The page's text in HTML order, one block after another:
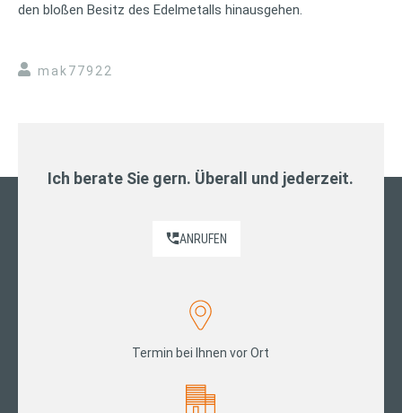
den bloßen Besitz des Edelmetalls hinausgehen.
mak77922
Ich berate Sie gern. Überall und jederzeit.
ANRUFEN
Termin bei Ihnen vor Ort